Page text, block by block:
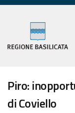
Piro:
di Coviello